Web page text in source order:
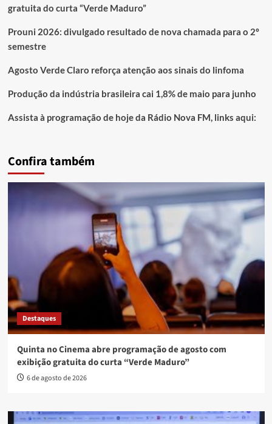
gratuita do curta “Verde Maduro”
Prouni 2026: divulgado resultado de nova chamada para o 2º
semestre
Agosto Verde Claro reforça atenção aos sinais do linfoma
Produção da indústria brasileira cai 1,8% de maio para junho
Assista à programação de hoje da Rádio Nova FM, links aqui:
Confira também
Destaques
Quinta no Cinema abre programação de agosto com
exibição gratuita do curta “Verde Maduro”
6 de agosto de 2026